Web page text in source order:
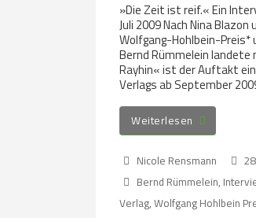
»Die Zeit ist reif.« Ein
Juli 2009 Nach Nina
Wolfgang-Hohlbein-Preis*
Bernd Rümmelein landete
Rayhin« ist der Auftakt
Verlags ab September
Weiterlesen
Nicole Rensmann
Bernd Rümmelein,
Verlag, Wolfgang Hohlbein